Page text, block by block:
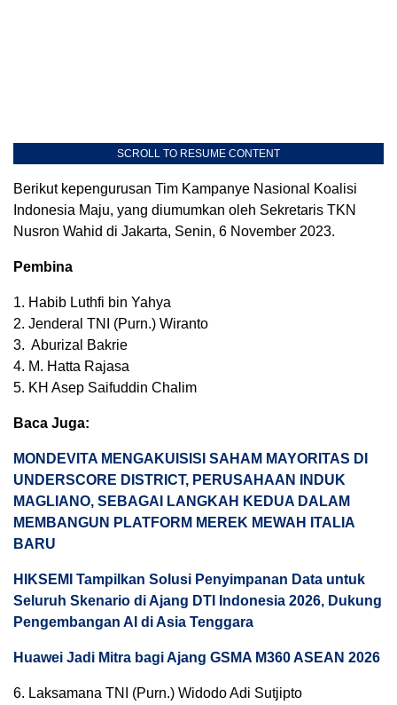
SCROLL TO RESUME CONTENT
Berikut kepengurusan Tim Kampanye Nasional Koalisi
Indonesia Maju, yang diumumkan oleh Sekretaris TKN
Nusron Wahid di Jakarta, Senin, 6 November 2023.
Pembina
1. Habib Luthfi bin Yahya
2. Jenderal TNI (Purn.) Wiranto
3. Aburizal Bakrie
4. M. Hatta Rajasa
5. KH Asep Saifuddin Chalim
Baca Juga:
MONDEVITA MENGAKUISISI SAHAM MAYORITAS DI
UNDERSCORE DISTRICT, PERUSAHAAN INDUK
MAGLIANO, SEBAGAI LANGKAH KEDUA DALAM
MEMBANGUN PLATFORM MEREK MEWAH ITALIA
BARU
HIKSEMI Tampilkan Solusi Penyimpanan Data untuk
Seluruh Skenario di Ajang DTI Indonesia 2026, Dukung
Pengembangan AI di Asia Tenggara
Huawei Jadi Mitra bagi Ajang GSMA M360 ASEAN 2026
6. Laksamana TNI (Purn.) Widodo Adi Sutjipto